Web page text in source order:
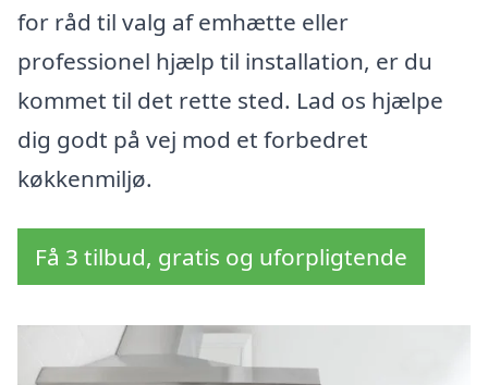
for råd til valg af emhætte eller
professionel hjælp til installation, er du
kommet til det rette sted. Lad os hjælpe
dig godt på vej mod et forbedret
køkkenmiljø.
Få 3 tilbud, gratis og uforpligtende